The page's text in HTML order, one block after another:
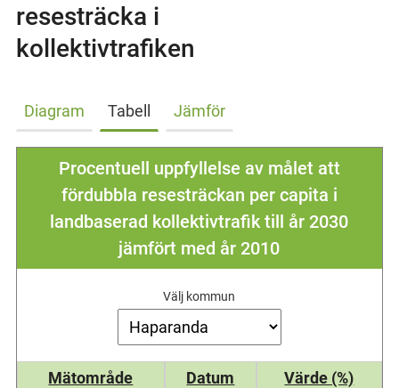
resesträcka i
kollektivtrafiken
Diagram Tabell Jämför
Procentuell uppfyllelse av målet att
fördubbla resesträckan per capita i
landbaserad kollektivtrafik till år 2030
jämfört med år 2010
Välj kommun
Mätområde Datum
Värde (%)